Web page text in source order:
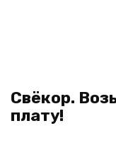
Свёкор.
плату!